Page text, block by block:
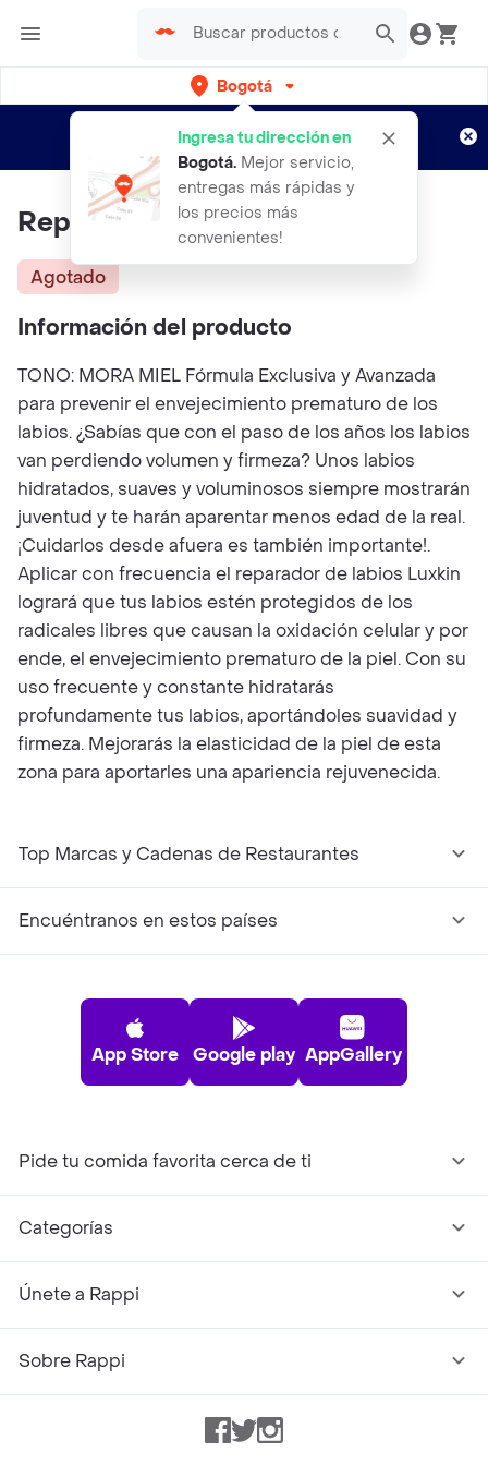
Bogotá
Ingresa tu dirección en
Bogotá. Mejor servicio,
entregas más rápidas y
los precios más
convenientes!
envíos gratis por semanas
Aplican TyC
Reparador Labial Regenecare
Agotado
Información del producto
TONO: MORA MIEL Fórmula Exclusiva y Avanzada
para prevenir el envejecimiento prematuro de los
labios. ¿Sabías que con el paso de los años los labios
van perdiendo volumen y firmeza? Unos labios
hidratados, suaves y voluminosos siempre mostrarán
juventud y te harán aparentar menos edad de la real.
¡Cuidarlos desde afuera es también importante!.
Aplicar con frecuencia el reparador de labios Luxkin
logrará que tus labios estén protegidos de los
radicales libres que causan la oxidación celular y por
ende, el envejecimiento prematuro de la piel. Con su
uso frecuente y constante hidratarás
profundamente tus labios, aportándoles suavidad y
firmeza. Mejorarás la elasticidad de la piel de esta
zona para aportarles una apariencia rejuvenecida.
Top Marcas y Cadenas de Restaurantes
Encuéntranos en estos países
App Store Google play AppGallery
Pide tu comida favorita cerca de ti
Categorías
Únete a Rappi
Sobre Rappi
Facebook
TwitterInstagram